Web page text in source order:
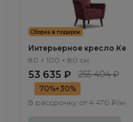
Сборка в подарок
Интерьерное кресло
/ Kessel ММ115.7
80 × 100 × 80 см
53 635 ₽ 255 404 ₽
70%+30%
В рассрочку от 4 470 ₽/